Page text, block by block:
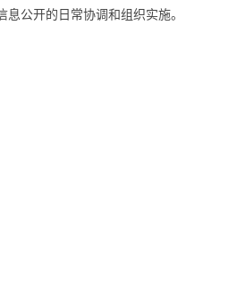
公开的日常协调和组织实施。